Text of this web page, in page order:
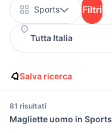
Sports Filtri
Salva ricerca
81 risultati
Magliette uomo in Sports